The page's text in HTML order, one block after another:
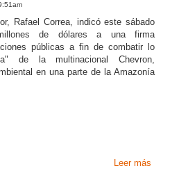
FF.AA.
Rafael Correa, indicó este sábado
de dólares a una firma
públicas a fin de combatir lo
de la multinacional Chevron,
en una parte de la Amazonía
Leer más